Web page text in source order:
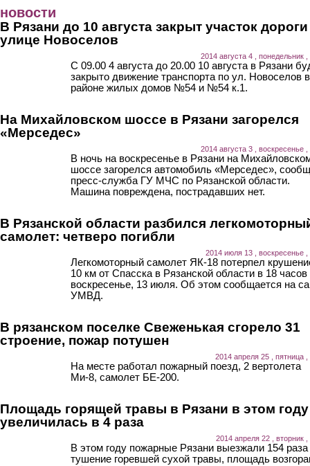
новости
В Рязани до 10 августа закрыт участок
улице Новоселов
2014 августа 4 , понедельник ,
С 09.00 4 августа до 20.00 10 августа в Рязани
закрыто движение транспорта по ул. Новоселов в
районе жилых домов №54 и №54 к.1.
На Михайловском шоссе в Рязани загорелся
«Мерседес»
2014 августа 3 , воскресенье ,
В ночь на воскресенье в Рязани на
шоссе загорелся автомобиль «Мерседес»,
пресс-служба ГУ МЧС по Рязанской области.
Машина повреждена, пострадавших нет.
В Рязанской области разбился
самолет: четверо погибли
2014 июля 13 , воскресенье ,
Легкомоторный самолет ЯК-18 потерпел
10 км от Спасска в Рязанской области в 18 часов
воскресенье, 13 июля. Об этом сообщается на
УМВД.
В рязанском поселке Свеженькая сгорело 31
строение, пожар потушен
2014 апреля 25 , пятница ,
На месте работал пожарный поезд, 2 вертолета
Ми-8, самолет БЕ-200.
Площадь горящей травы в Рязани в этом году
увеличилась в 4 раза
2014 апреля 22 , вторник ,
В этом году пожарные Рязани выезжали 154 раза
тушение горевшей сухой травы, площадь